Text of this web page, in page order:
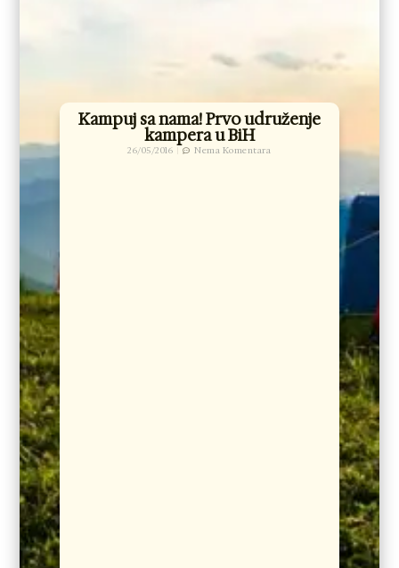
Kampuj sa nama! Prvo udruženje
kampera u BiH
26/05/2016 Nema Komentara